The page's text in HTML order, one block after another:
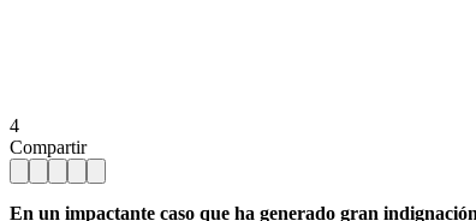
4
Compartir
En un impactante caso que ha generado gran